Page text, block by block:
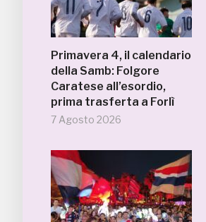
Primavera 4, il calendario
della Samb: Folgore
Caratese all’esordio,
prima trasferta a Forlì
7 Agosto 2026